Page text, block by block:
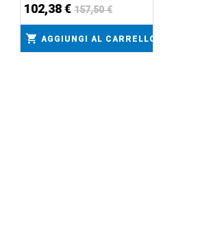
102,38 € 157,50 €
AGGIUNGI AL CARRELLO